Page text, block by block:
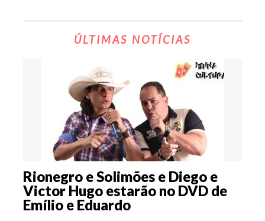
ÚLTIMAS NOTÍCIAS
Rionegro e Solimões e Diego e
Victor Hugo estarão no DVD de
Emílio e Eduardo